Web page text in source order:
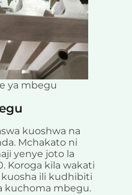
ya mbegu
kuoshwa na
Mchakato ni
yenye joto la
Koroga kila wakati
ili kudhibiti
kuchoma mbegu.